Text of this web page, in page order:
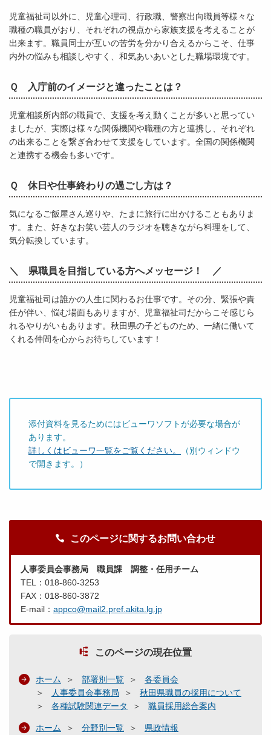
児童福祉司以外に、児童心理司、行政職、警察出向職員等様々な
職種の職員がおり、それぞれの視点から家族支援を考えることが
出来ます。職員同士が互いの苦労を分かり合えるからこそ、仕事
内外の悩みも相談しやすく、和気あいあいとした職場環境です。
Ｑ 入庁前のイメージと違ったことは？
児童相談所内部の職員で、支援を考え動くことが多いと思ってい
ましたが、実際は様々な関係機関や職種の方と連携し、それぞれ
の出来ることを繋ぎ合わせて支援をしています。全国の関係機関
と連携する機会も多いです。
Ｑ 休日や仕事終わりの過ごし方は？
気になるご飯屋さん巡りや、たまに旅行に出かけることもありま
す。また、好きなお笑い芸人のラジオを聴きながら料理をして、
気分転換しています。
＼ 県職員を目指している方へメッセージ！ ／
児童福祉司は誰かの人生に関わるお仕事です。その分、緊張や責
任が伴い、悩む場面もありますが、児童福祉司だからこそ感じら
れるやりがいもあります。秋田県の子どものため、一緒に働いて
くれる仲間を心からお待ちしています！
添付資料を見るためにはビューワソフトが必要な場合が
あります。
詳しくはビューワ一覧をご覧ください。
（別ウィンドウ
で開きます。）
このページに関するお問い合わせ
人事委員会事務局 職員課 調整・任用チーム
TEL：018-860-3253
FAX：018-860-3872
E-mail： appco@mail2.pref.akita.lg.jp
このページの現在位置
ホーム 部署別一覧
各委員会
人事委員会事務局
秋田県職員の採用について
各種試験関連データ
職員採用総合案内
ホーム 分野別一覧
県政情報